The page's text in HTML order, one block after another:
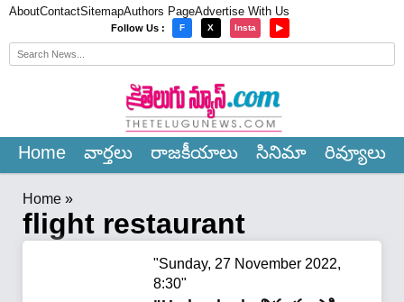
AboutContactSitemapAuthors PageAdvertise With Us
Follow Us : F X Insta ▶
Home వార్త‌లు రాజ‌కీయాలు సినిమా రివ్యూలు
Home »
flight restaurant
"Sunday, 27 November 2022,
8:30"